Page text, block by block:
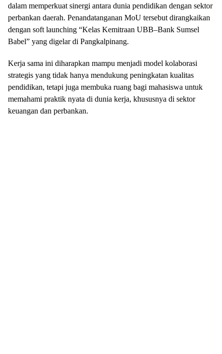
dalam memperkuat sinergi antara dunia pendidikan dengan sektor
perbankan daerah. Penandatanganan MoU tersebut dirangkaikan
dengan soft launching “Kelas Kemitraan UBB–Bank Sumsel
Babel” yang digelar di Pangkalpinang.
Kerja sama ini diharapkan mampu menjadi model kolaborasi
strategis yang tidak hanya mendukung peningkatan kualitas
pendidikan, tetapi juga membuka ruang bagi mahasiswa untuk
memahami praktik nyata di dunia kerja, khususnya di sektor
keuangan dan perbankan.